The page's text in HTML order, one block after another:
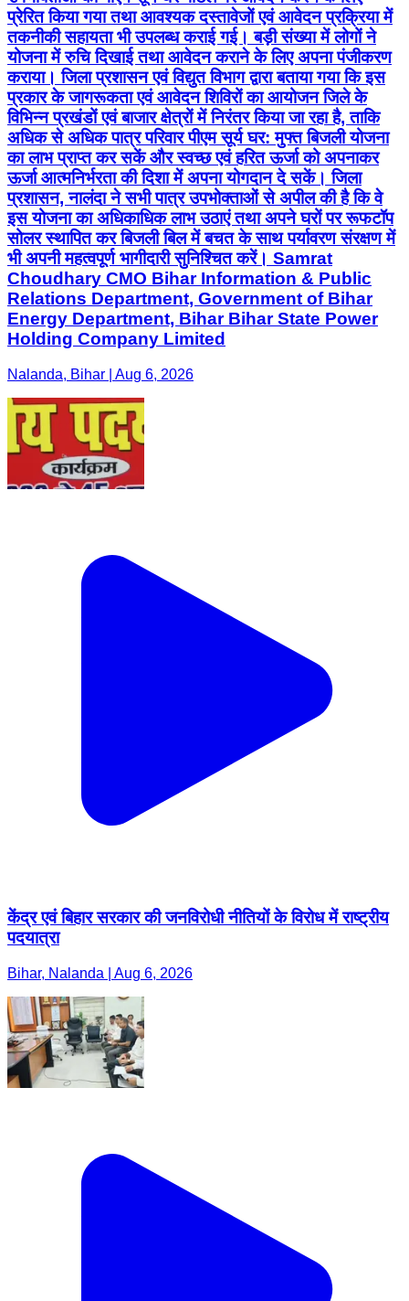
प्रेरित किया गया तथा आवश्यक दस्तावेजों एवं आवेदन प्रक्रिया में
तकनीकी सहायता भी उपलब्ध कराई गई। बड़ी संख्या में लोगों ने
योजना में रुचि दिखाई तथा आवेदन कराने के लिए अपना पंजीकरण
कराया। जिला प्रशासन एवं विद्युत विभाग द्वारा बताया गया कि इस
प्रकार के जागरूकता एवं आवेदन शिविरों का आयोजन जिले के
विभिन्न प्रखंडों एवं बाजार क्षेत्रों में निरंतर किया जा रहा है, ताकि
अधिक से अधिक पात्र परिवार पीएम सूर्य घर: मुफ्त बिजली योजना
का लाभ प्राप्त कर सकें और स्वच्छ एवं हरित ऊर्जा को अपनाकर
ऊर्जा आत्मनिर्भरता की दिशा में अपना योगदान दे सकें। जिला
प्रशासन, नालंदा ने सभी पात्र उपभोक्ताओं से अपील की है कि वे
इस योजना का अधिकाधिक लाभ उठाएं तथा अपने घरों पर रूफटॉप
सोलर स्थापित कर बिजली बिल में बचत के साथ पर्यावरण संरक्षण में
भी अपनी महत्वपूर्ण भागीदारी सुनिश्चित करें। Samrat
Choudhary CMO Bihar Information & Public
Relations Department, Government of Bihar
Energy Department, Bihar Bihar State Power
Holding Company Limited
Nalanda, Bihar | Aug 6, 2026
केंद्र एवं बिहार सरकार की जनविरोधी नीतियों के विरोध में राष्ट्रीय
पदयात्रा
Bihar, Nalanda | Aug 6, 2026